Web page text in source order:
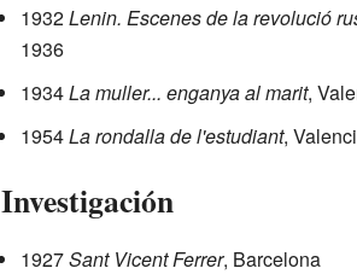
1932Lenin. Escenes de la revolució
1936
1934La muller... enganya al marit,
1954La rondalla de l'estudiant,
Investigación
1927Sant Vicent Ferrer, Barcelona